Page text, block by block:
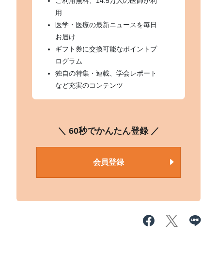
用
医学・医療の最新ニュースを毎日
お届け
ギフト券に交換可能なポイントプ
ログラム
独自の特集・連載、学会レポート
など充実のコンテンツ
＼ 60秒でかんたん登録 ／
会員登録